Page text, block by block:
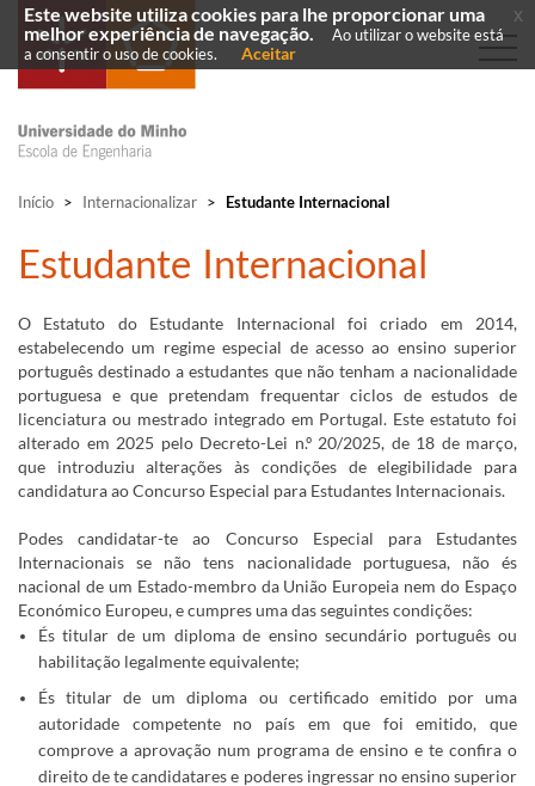
Início > Internacionalizar > Estudante Internacional
​Estudante Internacional
O Estatuto do Estudante Internacional foi criado em 2014,
estabelecendo um regime especial de acesso ao ensino superior
português destinado a estudantes que não tenham a nacionalidade
portuguesa e que pretendam frequentar ciclos de estudos de
licenciatura ou mestrado integrado em Portugal. Este estatuto foi
alterado em 2025 pelo Decreto-Lei n.º 20/2025, de 18 de março,
que introduziu alterações às condições de elegibilidade para
candidatura ao Concurso Especial para Estudantes Internacionais.
Podes candidatar-te ao Concurso Especial para Estudantes
Internacionais se não tens nacionalidade portuguesa, não és
nacional de um Estado-membro da União Europeia nem do Espaço
Económico Europeu, e cumpres uma das seguintes condições:
És titular de um diploma de ensino secundário português ou
habilitação legalmente equivalente;
És titular de um diploma ou certificado emitido por uma
autoridade competente no país em que foi emitido, que
comprove a aprovação num programa de ensino e te confira o
direito de te candidatares e poderes ingressar no ensino superior
Este website utiliza cookies para lhe proporcionar uma
melhor experiência de navegação.
Ao utilizar o website está
a consentir o uso de cookies.
Aceitar
x